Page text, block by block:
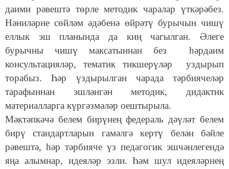
даими рәвештә төрле методик чаралар үткәрәбез.
Нәниләрне сөйләм әдәбенә өйрәтү бурычын чишү
еллык эш планында да киң чагылган. Әлеге
бурычны чишү максатыннан без һәрдаим
консультацияләр, тематик тикшерүләр уздырып
торабыз. Һәр үздырылган чарада тәрбиячеләр
тарафыннан эшләнгән методик, дидактик
материалларга күргәзмәләр оештырыла.
Мәктәпкәчә белем бирүнең федераль дәүләт белем
бирү стандартларын гамәлгә кертү белән бәйле
рәвештә, һәр тәрбияче үз педагогик эшчәнлегендә
яңа алымнар, идеяләр эзли. Һәм шул идеяләрнең